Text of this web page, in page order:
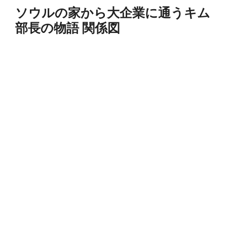
ソウルの家から大企業に通うキム
部長の物語 関係図